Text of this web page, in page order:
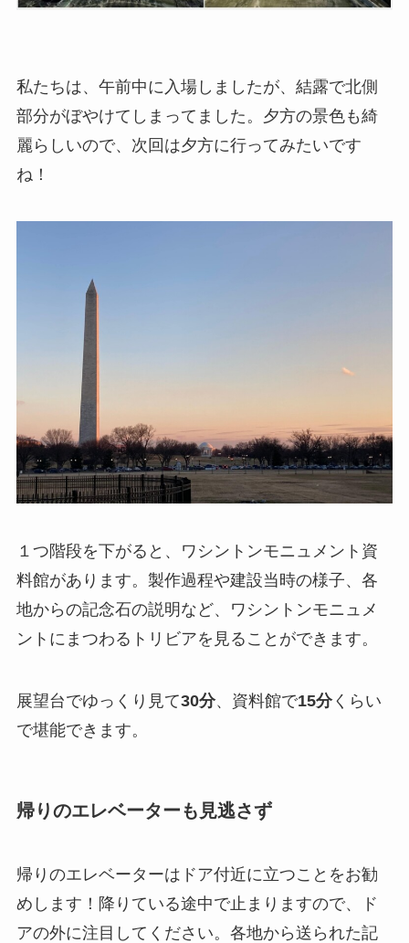
私たちは、午前中に入場しましたが、結露で北側
部分がぼやけてしまってました。夕方の景色も綺
麗らしいので、次回は夕方に行ってみたいです
ね！
１つ階段を下がると、ワシントンモニュメント資
料館があります。製作過程や建設当時の様子、各
地からの記念石の説明など、ワシントンモニュメ
ントにまつわるトリビアを見ることができます。
展望台でゆっくり見て30分、資料館で15分くらい
で堪能できます。
帰りのエレベーターも見逃さず
帰りのエレベーターはドア付近に立つことをお勧
めします！降りている途中で止まりますので、ド
アの外に注目してください。各地から送られた記